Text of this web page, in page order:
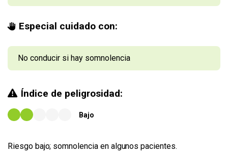
Especial cuidado con:
No conducir si hay somnolencia
Índice de peligrosidad:
Bajo
Riesgo bajo; somnolencia en algunos pacientes.